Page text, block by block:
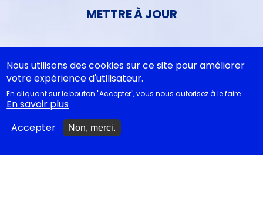
METTRE À JOUR
Ajouter un événement
La lettre des artistes à
EN CLASSE
Nous utilisons des cookies sur ce site pour améliorer
votre expérience d'utilisateur.
En cliquant sur le bouton "Accepter", vous nous autorisez à le faire.
En savoir plus
Accepter
Non, merci.